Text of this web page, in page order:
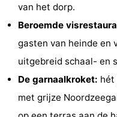
van het dorp.
Beroemde
gasten van heinde en
uitgebreid schaal- en
De garnaalkroket: hét
met grijze